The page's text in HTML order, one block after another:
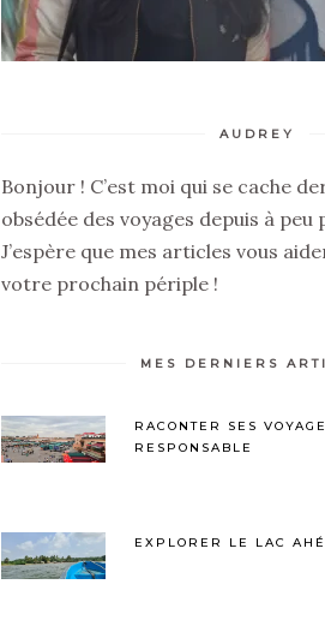
AUDREY
Bonjour ! C’est moi qui se cache
obsédée des voyages depuis à
J’espère que mes articles vous
votre prochain périple !
MES DERNIERS
RACONTER SES
RESPONSABLE
EXPLORER LE LAC